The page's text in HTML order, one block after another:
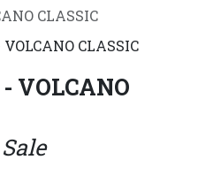
CLASSIC
VOLCANO